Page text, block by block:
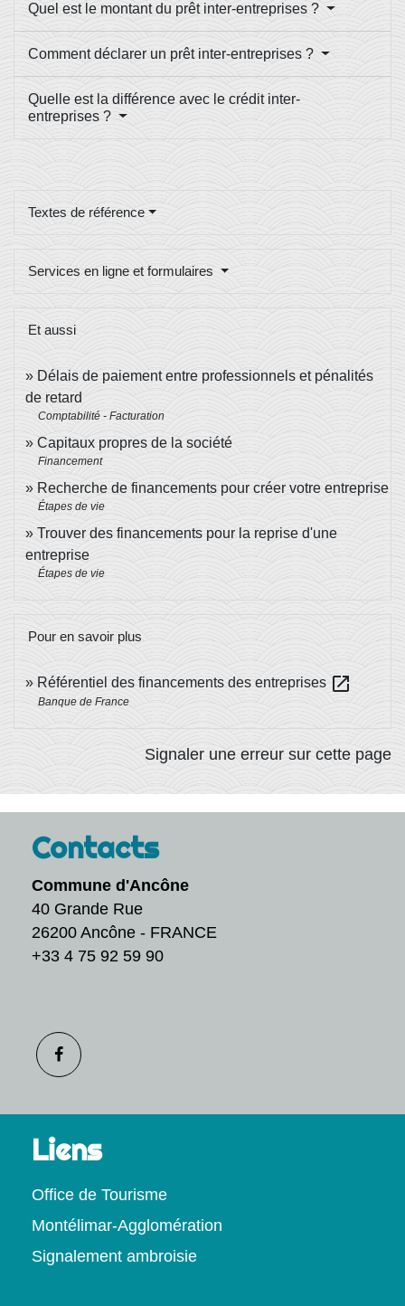
Quel est le montant du prêt inter-entreprises ?
Comment déclarer un prêt inter-entreprises ?
Quelle est la différence avec le crédit inter-
entreprises ?
Textes de référence
Services en ligne et formulaires
Et aussi
Délais de paiement entre professionnels et pénalités
de retard
Comptabilité - Facturation
Capitaux propres de la société
Financement
Recherche de financements pour créer votre entreprise
Étapes de vie
Trouver des financements pour la reprise d'une
entreprise
Étapes de vie
Pour en savoir plus
Référentiel des financements des entreprises open_in_new
Banque de France
Signaler une erreur sur cette page
Contacts
Commune d'Ancône
40 Grande Rue
26200 Ancône - FRANCE
+33 4 75 92 59 90
Liens
Office de Tourisme
Montélimar-Agglomération
Signalement ambroisie